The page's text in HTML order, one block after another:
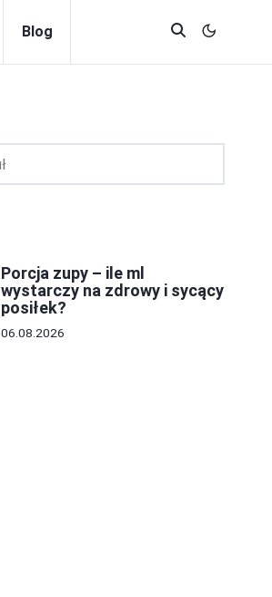
Blog
Porcja zupy – ile ml
wystarczy na zdrowy i sycący
posiłek?
06.08.2026